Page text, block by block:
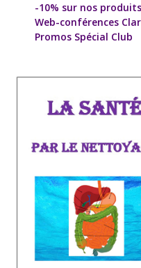
-10% sur nos produits
Web-conférences
Promos Spécial Club